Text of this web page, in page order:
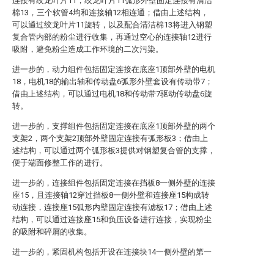
棉13，三个软管4均和连接轴12相连通；借由上述结构，
可以通过绞龙叶片11旋转，以及配合清洁棉13将进入钢塑
复合管内部的粉尘进行收集，再通过空心的连接轴12进行
吸附，避免粉尘造成工作环境的二次污染。
进一步的，动力组件包括固定连接在底座1顶部外壁的电机
18，电机18的输出轴和传动盘6弧形外壁套设有传动带7；
借由上述结构，可以通过电机18和传动带7驱动传动盘6旋
转。
进一步的，支撑组件包括固定连接在底座1顶部外壁的两个
支架2，两个支架2顶部外壁固定连接有弧形板3；借由上
述结构，可以通过两个弧形板3提供对钢塑复合管的支撑，
便于端面修整工作的进行。
进一步的，连接组件包括固定连接在挡板8一侧外壁的连接
座15，且连接轴12穿过挡板8一侧外壁和连接座15构成转
动连接，连接座15弧形内壁固定连接有滤板17；借由上述
结构，可以通过连接座15和负压设备进行连接，实现粉尘
的吸附和碎屑的收集。
进一步的，紧固机构包括开设在连接块14一侧外壁的第一